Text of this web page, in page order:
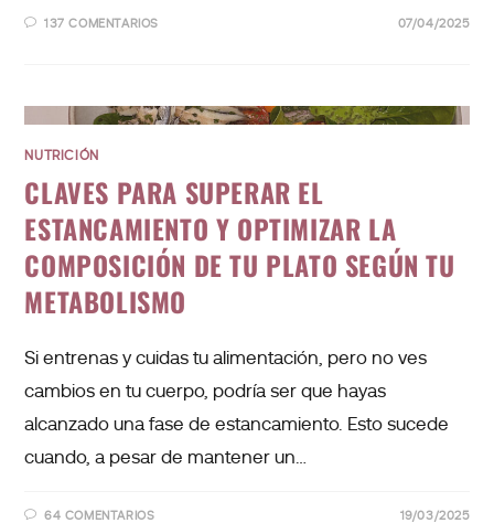
137 COMENTARIOS 07/04/2025
NUTRICIÓN
CLAVES PARA SUPERAR EL
ESTANCAMIENTO Y OPTIMIZAR LA
COMPOSICIÓN DE TU PLATO SEGÚN TU
METABOLISMO
Si entrenas y cuidas tu alimentación, pero no ves
cambios en tu cuerpo, podría ser que hayas
alcanzado una fase de estancamiento. Esto sucede
cuando, a pesar de mantener un…
64 COMENTARIOS 19/03/2025